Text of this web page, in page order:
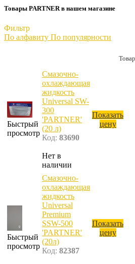
Товары PARTNER в нашем магазине
Фильтр
По алфавиту По популярности
Быстрый
просмотр
Смазочно-
охлаждающая
жидкость
Universal SW-
300
'PARTNER'
(20 л)
Код: 83690
Нет в
наличии
Показать
цену
Быстрый
просмотр
Смазочно-
охлаждающая
жидкость
Universal
Premium
SSW-500
'PARTNER'
(20л)
Код: 82387
Показать
цену